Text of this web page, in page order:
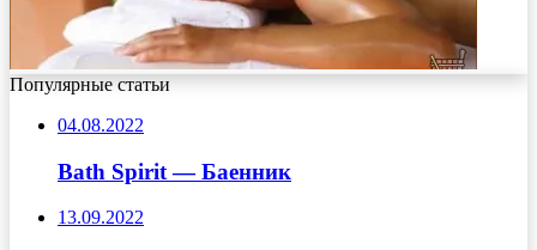
Популярные статьи
04.08.2022
Bath Spirit — Баенник
13.09.2022